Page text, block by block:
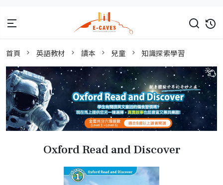
首頁 英語教材 讀本 兒童 知識探索學習
Oxford Read and Discover